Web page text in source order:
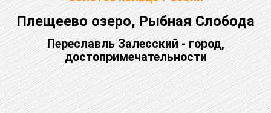
Плещеево озеро, Рыбная Слобода
Переславль Залесский - город,
достопримечательности